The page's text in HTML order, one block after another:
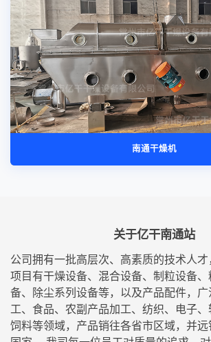
南通干燥机
关于亿干南通站
公司拥有一批高层次、高素质的技术人
项目有干燥设备、混合设备、制粒设备
备、除尘系列设备等，以及产品配件，
工、食品、农副产品加工、纺织、电子、
饲料等领域，产品销往各省市区域，并